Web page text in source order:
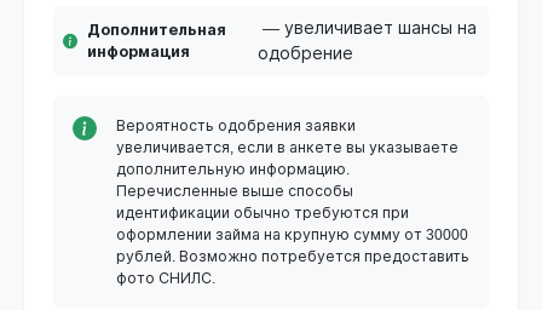
Дополнительная
информация
— увеличивает шансы на
одобрение
Вероятность одобрения заявки
увеличивается, если в анкете вы указываете
дополнительную информацию.
Перечисленные выше способы
идентификации обычно требуются при
оформлении займа на крупную сумму от 30000
рублей. Возможно потребуется предоставить
фото СНИЛС.